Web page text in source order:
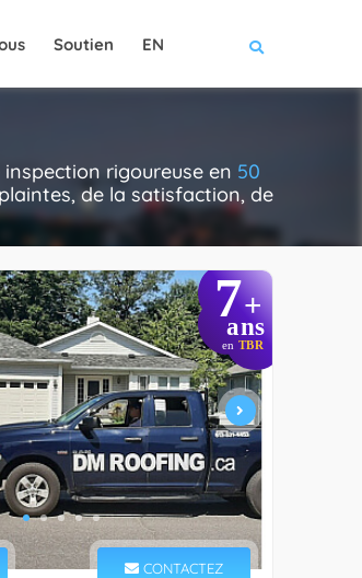
Soutien EN
rigoureuse en 50
de la satisfaction, de
7+
ans
en TBR
CONTACTEZ